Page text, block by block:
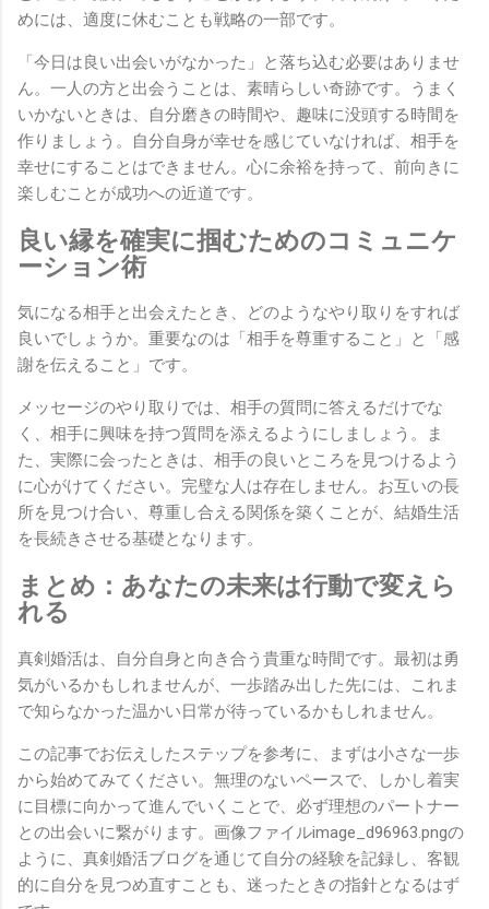
めには、適度に休むことも戦略の一部です。
「今日は良い出会いがなかった」と落ち込む必要はありませ
ん。一人の方と出会うことは、素晴らしい奇跡です。うまく
いかないときは、自分磨きの時間や、趣味に没頭する時間を
作りましょう。自分自身が幸せを感じていなければ、相手を
幸せにすることはできません。心に余裕を持って、前向きに
楽しむことが成功への近道です。
良い縁を確実に掴むためのコミュニケ
ーション術
気になる相手と出会えたとき、どのようなやり取りをすれば
良いでしょうか。重要なのは「相手を尊重すること」と「感
謝を伝えること」です。
メッセージのやり取りでは、相手の質問に答えるだけでな
く、相手に興味を持つ質問を添えるようにしましょう。ま
た、実際に会ったときは、相手の良いところを見つけるよう
に心がけてください。完璧な人は存在しません。お互いの長
所を見つけ合い、尊重し合える関係を築くことが、結婚生活
を長続きさせる基礎となります。
まとめ：あなたの未来は行動で変えら
れる
真剣婚活は、自分自身と向き合う貴重な時間です。最初は勇
気がいるかもしれませんが、一歩踏み出した先には、これま
で知らなかった温かい日常が待っているかもしれません。
この記事でお伝えしたステップを参考に、まずは小さな一歩
から始めてみてください。無理のないペースで、しかし着実
に目標に向かって進んでいくことで、必ず理想のパートナー
との出会いに繋がります。画像ファイルimage_d96963.pngの
ように、真剣婚活ブログを通じて自分の経験を記録し、客観
的に自分を見つめ直すことも、迷ったときの指針となるはず